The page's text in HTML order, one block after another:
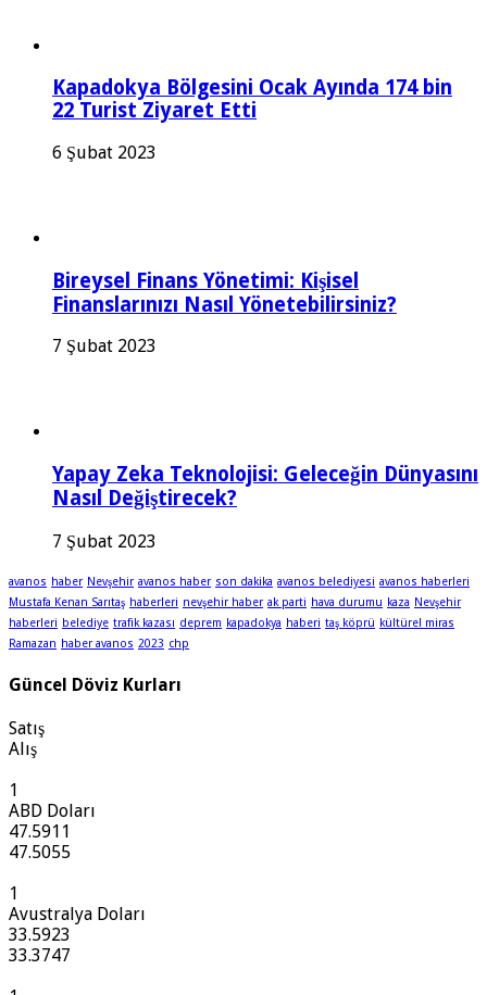
Kapadokya Bölgesini Ocak Ayında 174 bin
22 Turist Ziyaret Etti
6 Şubat 2023
Bireysel Finans Yönetimi: Kişisel
Finanslarınızı Nasıl Yönetebilirsiniz?
7 Şubat 2023
Yapay Zeka Teknolojisi: Geleceğin Dünyasını
Nasıl Değiştirecek?
7 Şubat 2023
avanos haber Nevşehir avanos haber son dakika avanos belediyesi avanos haberleri
Mustafa Kenan Sarıtaş haberleri nevşehir haber ak parti hava durumu kaza Nevşehir
haberleri belediye trafik kazası deprem kapadokya haberi taş köprü kültürel miras
Ramazan haber avanos 2023 chp
Güncel Döviz Kurları
Satış
Alış
1
ABD Doları
47.5911
47.5055
1
Avustralya Doları
33.5923
33.3747